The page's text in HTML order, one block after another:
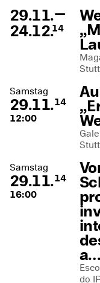
29.11.—
24.12.14
Samstag
29.11.14
12:00
Samstag
29.11.14
16:00
do